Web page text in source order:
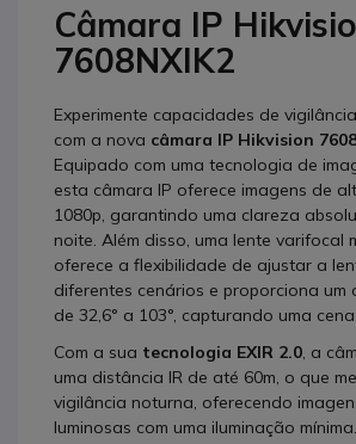
Câmara IP
7608NXIK2
Experimente capacidades de
com a nova câmara IP Hikvision
Equipado com uma tecnologia de
esta câmara IP oferece imagens de
1080p, garantindo uma clareza
noite. Além disso, uma lente varifocal
oferece a flexibilidade de ajustar a
diferentes cenários e proporciona um
de 32,6° a 103°, capturando uma
Com a sua tecnologia EXIR 2.0, a
uma distância IR de até 60m, o que
vigilância noturna, oferecendo
luminosas com uma iluminação